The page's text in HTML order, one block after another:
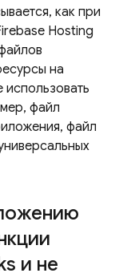
как при
Hosting
на
файл
файл
и не